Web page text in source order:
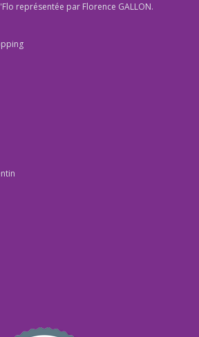
représentée par Florence GALLON.